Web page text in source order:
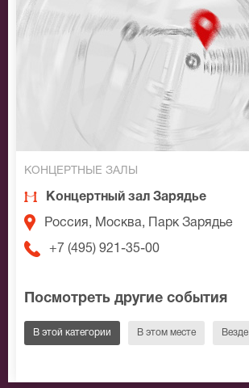
КОНЦЕРТНЫЕ ЗАЛЫ
Концертный зал Зарядье
Россия, Москва, Парк Зарядье
+7 (495) 921-35-00
Посмотреть другие события
В этой категории В этом месте Везде